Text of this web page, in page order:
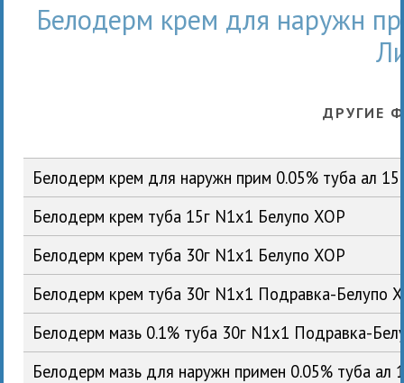
Белодерм крем для наружн
ДРУГИЕ
Белодерм крем для наружн прим 0.05% туба ал
Белодерм крем туба 15г N1x1 Белупо ХОР
Белодерм крем туба 30г N1x1 Белупо ХОР
Белодерм крем туба 30г N1x1 Подравка-Белупо
Белодерм мазь 0.1% туба 30г N1x1 Подравка-
Белодерм мазь для наружн примен 0.05% туба